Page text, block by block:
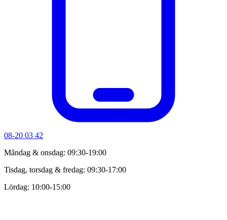
08-20 03 42
Måndag & onsdag: 09:30-19:00
Tisdag, torsdag & fredag: 09:30-17:00
Lördag: 10:00-15:00